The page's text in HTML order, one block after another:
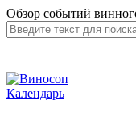
Обзор событий
Календарь